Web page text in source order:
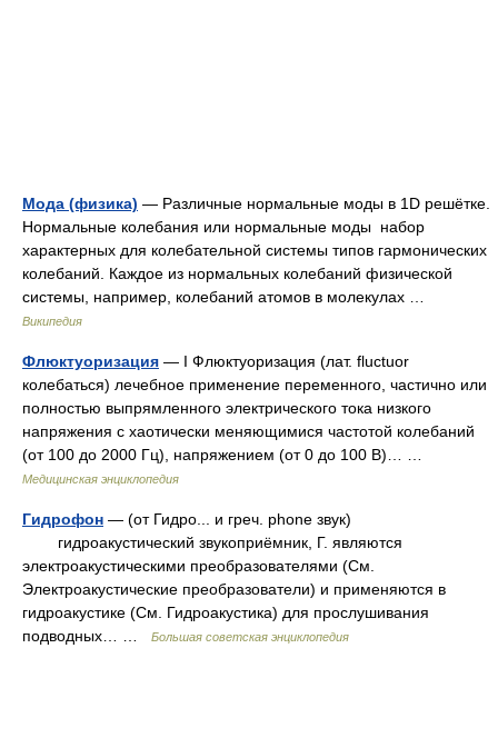
Мода (физика) — Различные нормальные моды в 1D решётке.
Нормальные колебания или нормальные моды набор
характерных для колебательной системы типов гармонических
колебаний. Каждое из нормальных колебаний физической
системы, например, колебаний атомов в молекулах …
Википедия
Флюктуоризация — I Флюктуоризация (лат. fluctuor
колебаться) лечебное применение переменного, частично или
полностью выпрямленного электрического тока низкого
напряжения с хаотически меняющимися частотой колебаний
(от 100 до 2000 Гц), напряжением (от 0 до 100 В)… …
Медицинская энциклопедия
Гидрофон — (от Гидро... и греч. phone звук)
гидроакустический звукоприёмник, Г. являются
электроакустическими преобразователями (См.
Электроакустические преобразователи) и применяются в
гидроакустике (См. Гидроакустика) для прослушивания
подводных… …
Большая советская энциклопедия